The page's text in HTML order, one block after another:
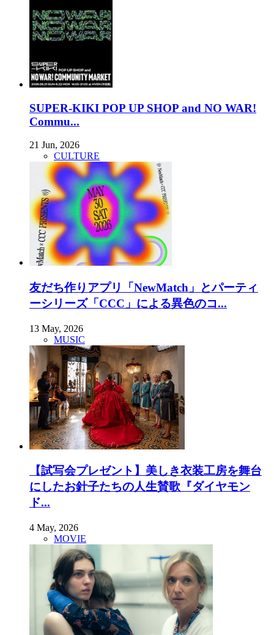
SUPER-KIKI POP UP SHOP and NO WAR!
Commu...
21 Jun, 2026
CULTURE
友だち作りアプリ「NewMatch」とパーティ
ーシリーズ「CCC」による異色のコ...
13 May, 2026
MUSIC
【試写会プレゼント】美しき衣装工房を舞台
にしたお針子たちの人生賛歌『ダイヤモン
ド...
4 May, 2026
MOVIE